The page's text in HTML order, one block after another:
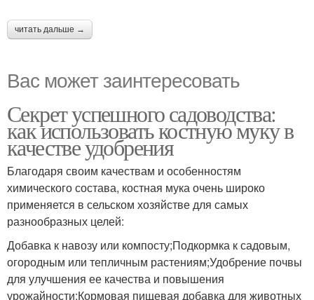
читать дальше →
Вас может заинтересовать
Секрет успешного садоводства:
как использовать костную муку в
качестве удобрения
Благодаря своим качествам и особенностям
химического состава, костная мука очень широко
применяется в сельском хозяйстве для самых
разнообразных целей:
Добавка к навозу или компосту;Подкормка к садовым,
огородным или тепличным растениям;Удобрение почвы
для улучшения ее качества и повышения
урожайности;Кормовая пищевая добавка для животных